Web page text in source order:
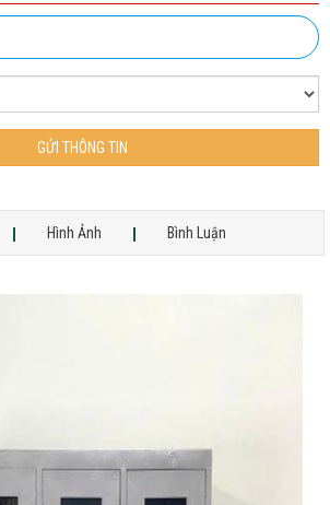
GỬI THÔNG TIN
Hình Ảnh Bình Luận